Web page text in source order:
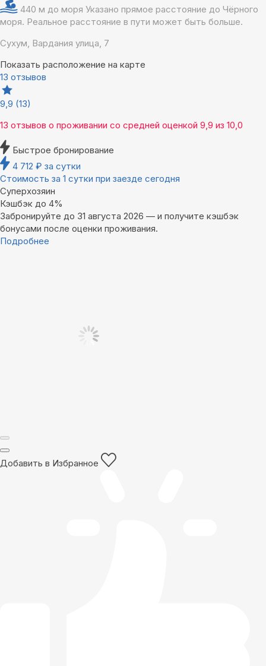
440 м до моря Указано прямое расстояние до Чёрного
моря. Реальное расстояние в пути может быть больше.
Сухум, Вардания улица, 7
Показать расположение на карте
13 отзывов
9,9 (13)
13 отзывов о проживании со средней оценкой 9,9 из 10,0
Быстрое бронирование
4 712 ₽ за сутки
Стоимость за 1 сутки при заезде сегодня
Суперхозяин
Кэшбэк до 4%
Забронируйте до 31 августа 2026 — и получите кэшбэк
бонусами после оценки проживания.
Подробнее
Добавить в Избранное